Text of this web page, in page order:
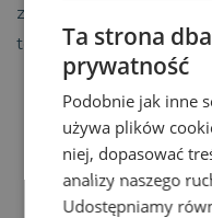
zapewniają
termoregulację
Ta strona
prywatność
Podobnie jak inne
używa plików
niej, dopasować
analizy naszego
Udostępniamy